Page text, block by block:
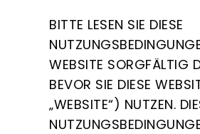
BITTE LESEN SIE DIESE
WEBSITE SORGFÄLTIG
BEVOR SIE DIESE
„WEBSITE“) NUTZEN.